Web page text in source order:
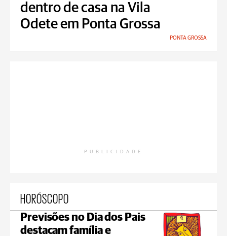
dentro de casa na Vila
Odete em Ponta Grossa
PONTA GROSSA
PUBLICIDADE
HORÓSCOPO
Previsões no Dia dos Pais
destacam família e